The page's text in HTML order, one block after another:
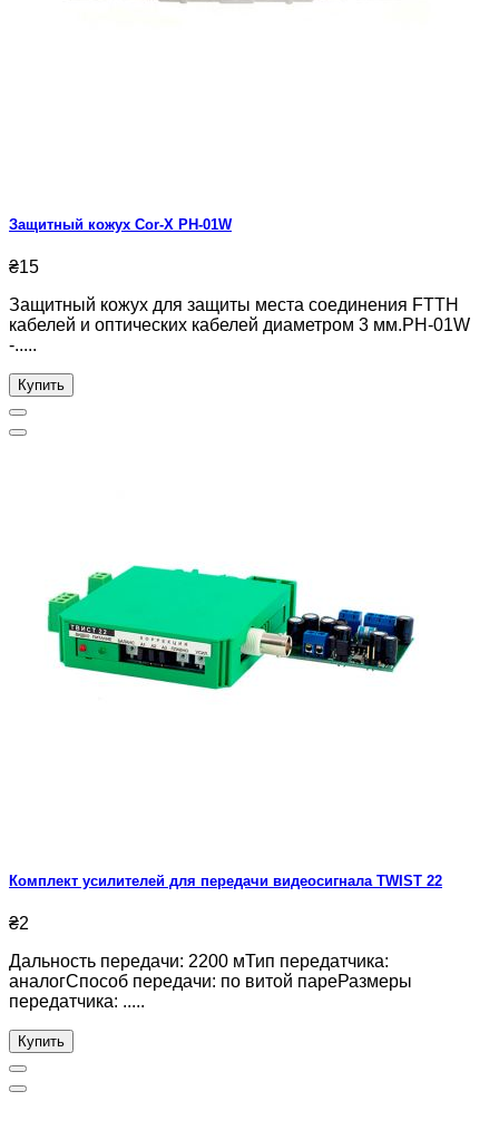
Защитный кожух Cor-X PH-01W
₴15
Защитный кожух для защиты места соединения FTTH
кабелей и оптических кабелей диаметром 3 мм.PH-01W
-.....
Купить
Комплект усилителей для передачи видеосигнала TWIST 22
₴2
Дальность передачи: 2200 мТип передатчика:
аналогСпособ передачи: по витой пареРазмеры
передатчика: .....
Купить